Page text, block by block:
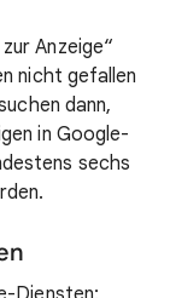
Anzeige“
nicht gefallen
dann,
in Google-
sechs